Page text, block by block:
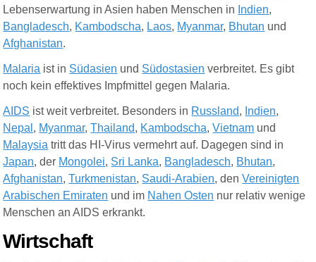
Lebenserwartung in Asien haben Menschen in Indien,
Bangladesch, Kambodscha, Laos, Myanmar, Bhutan und
Afghanistan.
Malaria ist in Südasien und Südostasien verbreitet. Es gibt
noch kein effektives Impfmittel gegen Malaria.
AIDS ist weit verbreitet. Besonders in Russland, Indien,
Nepal , Myanmar,Thailand, Kambodscha,Vietnam und
Malaysia tritt das HI-Virus vermehrt auf. Dagegen sind in
Japan, der Mongolei, Sri Lanka, Bangladesch, Bhutan,
Afghanistan,Turkmenistan, Saudi-Arabien, denVereinigten
Arabischen Emiraten und im Nahen Osten nur relativ wenige
Menschen an AIDS erkrankt.
Wirtschaft